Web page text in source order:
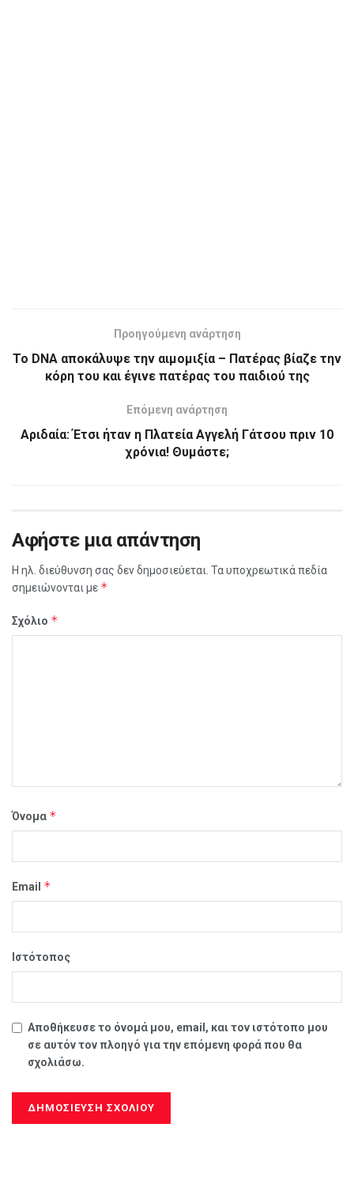
Προηγούμενη ανάρτηση
Το DNA αποκάλυψε την αιμομιξία – Πατέρας βίαζε την
κόρη του και έγινε πατέρας του παιδιού της
Επόμενη ανάρτηση
Αριδαία: Έτσι ήταν η Πλατεία Αγγελή Γάτσου πριν 10
χρόνια! Θυμάστε;
Αφήστε μια απάντηση
Η ηλ. διεύθυνση σας δεν δημοσιεύεται. Τα υποχρεωτικά πεδία
σημειώνονται με *
Σχόλιο *
Όνομα *
Email *
Ιστότοπος
Αποθήκευσε το όνομά μου, email, και τον ιστότοπο μου
σε αυτόν τον πλοηγό για την επόμενη φορά που θα
σχολιάσω.